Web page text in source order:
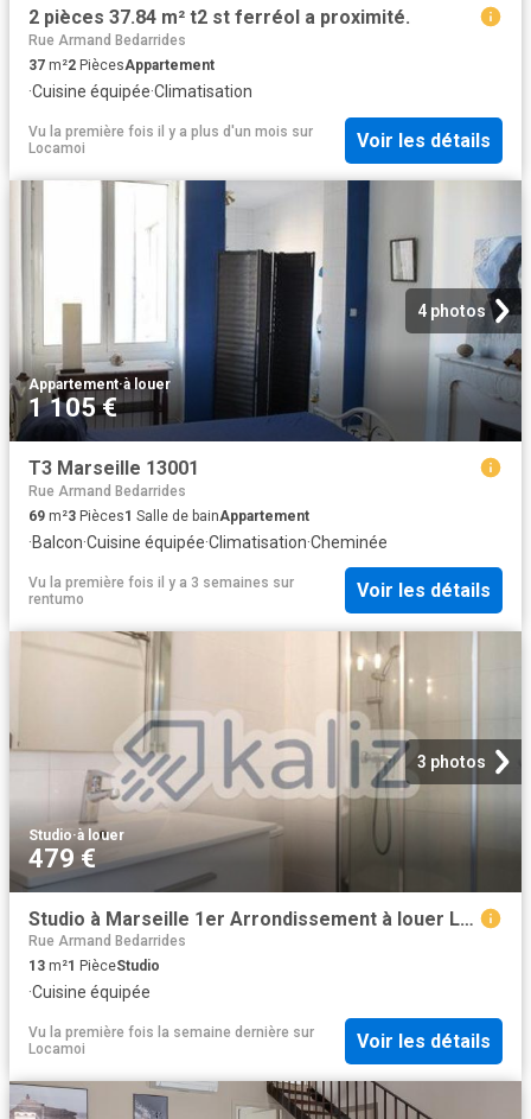
2 pièces 37.84 m² t2 st ferréol a proximité.
Rue Armand Bedarrides
37 m²2 PiècesAppartement
·Cuisine équipée·Climatisation
Vu la première fois il y a plus d'un mois sur
Locamoi
Voir les détails
4 photos
Appartement·à louer
1 105 €
T3 Marseille 13001
Rue Armand Bedarrides
69 m²3 Pièces1 Salle de bainAppartement
·Balcon·Cuisine équipée·Climatisation·Cheminée
Vu la première fois il y a 3 semaines sur
rentumo
Voir les détails
3 photos
Studio·à louer
479 €
Studio à Marseille 1er Arrondissement à louer Locagestion, expert en gestion locative
Rue Armand Bedarrides
13 m²1 PièceStudio
·Cuisine équipée
Vu la première fois la semaine dernière sur
Locamoi
Voir les détails